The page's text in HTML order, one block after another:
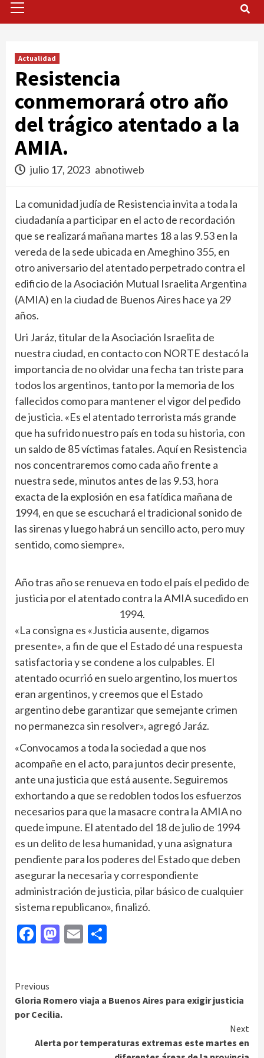
Menu
Actualidad
Resistencia
conmemorará otro año
del trágico atentado a la
AMIA.
julio 17, 2023 abnotiweb
La comunidad judía de Resistencia invita a toda la
ciudadanía a participar en el acto de recordación
que se realizará mañana martes 18 a las 9.53 en la
vereda de la sede ubicada en Ameghino 355, en
otro aniversario del atentado perpetrado contra el
edificio de la Asociación Mutual Israelita Argentina
(AMIA) en la ciudad de Buenos Aires hace ya 29
años.
Uri Jaráz, titular de la Asociación Israelita de
nuestra ciudad, en contacto con NORTE destacó la
importancia de no olvidar una fecha tan triste para
todos los argentinos, tanto por la memoria de los
fallecidos como para mantener el vigor del pedido
de justicia. «Es el atentado terrorista más grande
que ha sufrido nuestro país en toda su historia, con
un saldo de 85 víctimas fatales. Aquí en Resistencia
nos concentraremos como cada año frente a
nuestra sede, minutos antes de las 9.53, hora
exacta de la explosión en esa fatídica mañana de
1994, en que se escuchará el tradicional sonido de
las sirenas y luego habrá un sencillo acto, pero muy
sentido, como siempre».
Año tras año se renueva en todo el país el pedido de
justicia por el atentado contra la AMIA sucedido en
1994.
«La consigna es «Justicia ausente, digamos
presente», a fin de que el Estado dé una respuesta
satisfactoria y se condene a los culpables. El
atentado ocurrió en suelo argentino, los muertos
eran argentinos, y creemos que el Estado
argentino debe garantizar que semejante crimen
no permanezca sin resolver», agregó Jaráz.
«Convocamos a toda la sociedad a que nos
acompañe en el acto, para juntos decir presente,
ante una justicia que está ausente. Seguiremos
exhortando a que se redoblen todos los esfuerzos
necesarios para que la masacre contra la AMIA no
quede impune. El atentado del 18 de julio de 1994
es un delito de lesa humanidad, y una asignatura
pendiente para los poderes del Estado que deben
asegurar la necesaria y correspondiente
administración de justicia, pilar básico de cualquier
sistema republicano», finalizó.
Facebook
Mastodon
Email
Continue
Reading
Previous
Gloria Romero viaja a Buenos Aires para exigir justicia
por Cecilia.
Next
Alerta por temperaturas extremas este martes en